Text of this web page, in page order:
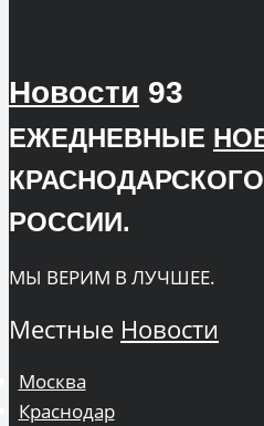
Новости 93
ЕЖЕДНЕВНЫЕ
РОССИИ.
МЫ ВЕРИМ В ЛУЧШЕЕ.
Местные Новости
Москва
Краснодар